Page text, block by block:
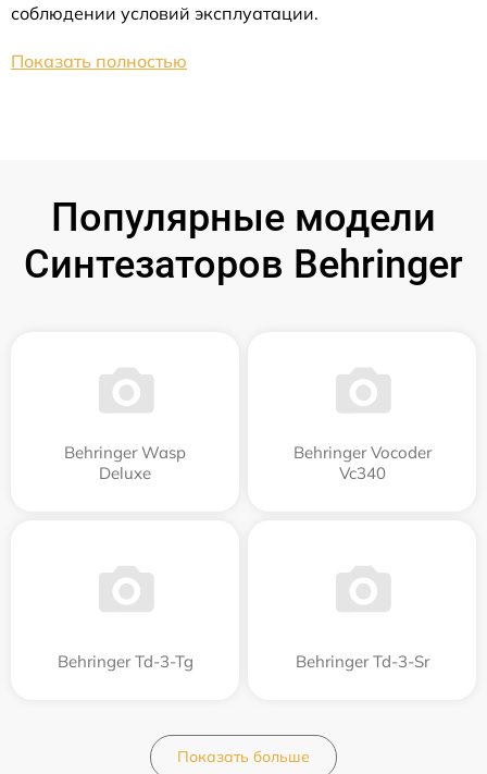
соблюдении условий эксплуатации.
Показать полностью
Популярные модели
Синтезаторов Behringer
Behringer Wasp
Deluxe
Behringer Vocoder
Vc340
Behringer Td-3-Tg Behringer Td-3-Sr
Показать больше